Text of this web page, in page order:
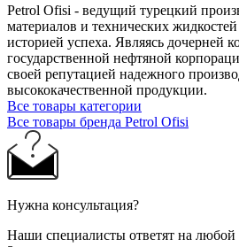
Petrol Ofisi - ведущий турецкий
материалов и технических
историей успеха. Являясь дочерней
государственной нефтяной
своей репутацией надежного
высококачественной продукции.
Все товары категории
Все товары бренда Petrol Ofisi
Нужна консультация?
Наши специалисты ответят на